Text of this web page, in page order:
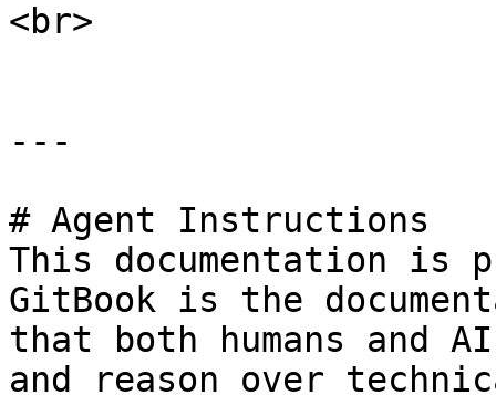
<br>
---
# Agent Instructions
This documentation is
GitBook is the
that both humans and
and reason over